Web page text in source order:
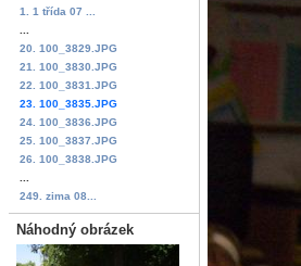
1. 1 třída 07 ...
20. 100_3829.JPG
21. 100_3830.JPG
22. 100_3831.JPG
23. 100_3835.JPG
24. 100_3836.JPG
25. 100_3837.JPG
26. 100_3838.JPG
249. zima 08...
Náhodný obrázek